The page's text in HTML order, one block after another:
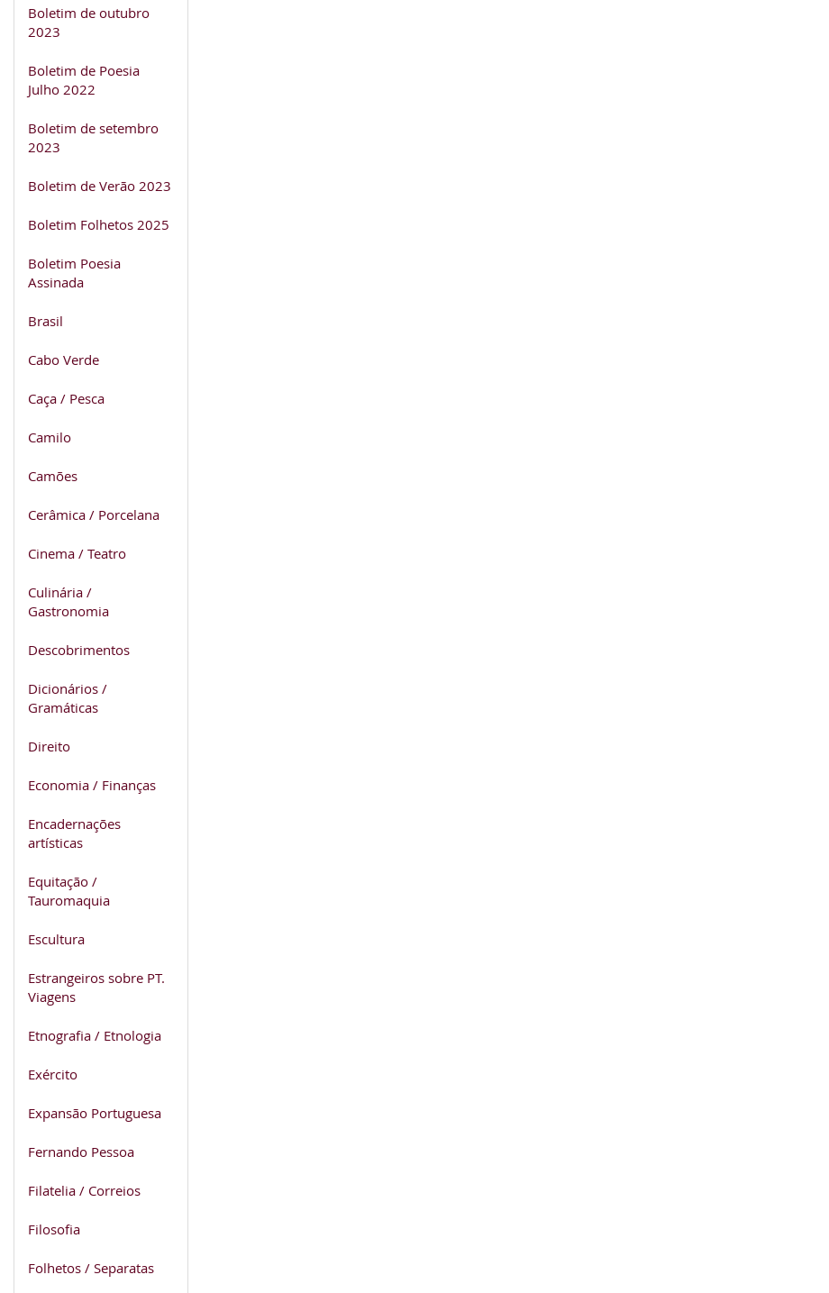
Boletim de outubro
2023
Boletim de Poesia
Julho 2022
Boletim de setembro
2023
Boletim de Verão 2023
Boletim Folhetos 2025
Boletim Poesia
Assinada
Brasil
Cabo Verde
Caça / Pesca
Camilo
Camões
Cerâmica / Porcelana
Cinema / Teatro
Culinária /
Gastronomia
Descobrimentos
Dicionários /
Gramáticas
Direito
Economia / Finanças
Encadernações
artísticas
Equitação /
Tauromaquia
Escultura
Estrangeiros sobre PT.
Viagens
Etnografia / Etnologia
Exército
Expansão Portuguesa
Fernando Pessoa
Filatelia / Correios
Filosofia
Folhetos / Separatas